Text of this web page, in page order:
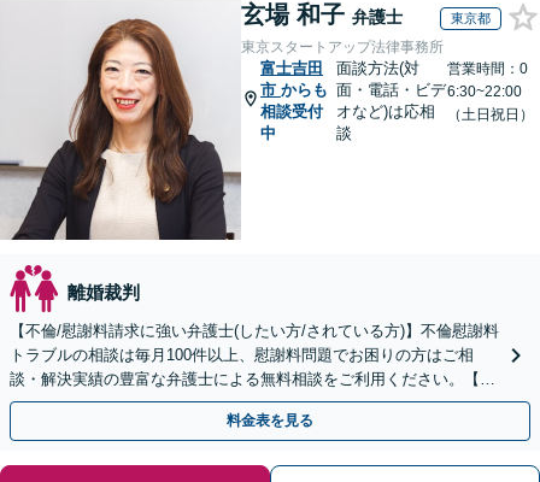
玄場 和子 弁護士 東京都
東京スタートアップ法律事務所
富士吉田
市 からも
相談受付
中
面談方法(対
面・電話・ビデ
オなど)は応相
談
営業時間：0
6:30~22:00
（土日祝日）
離婚裁判
【不倫/慰謝料請求に強い弁護士(したい方/されている方)】不倫慰謝料
トラブルの相談は毎月100件以上、慰謝料問題でお困りの方はご相
談・解決実績の豊富な弁護士による無料相談をご利用ください。【初
回相談０円(電話)】【全国対応】
料金表を見る